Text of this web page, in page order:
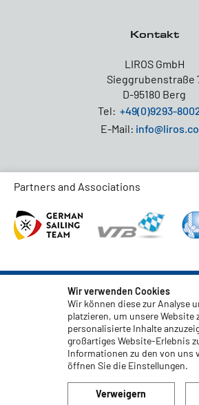
Kontakt
LIROS GmbH
Sieggrubenstraße
D-95180 Berg
Tel: +49(0)9293-
E-Mail:
Partners and Associations
AGB
Datenschutz
Impressum
Code of Conduct
Wir verwenden Cookies
Wir können diese zur Analyse
platzieren, um unsere Website
personalisierte Inhalte
großartiges Website-Erlebnis
Informationen zu den von uns
öffnen Sie die Einstellungen.
Verweigern